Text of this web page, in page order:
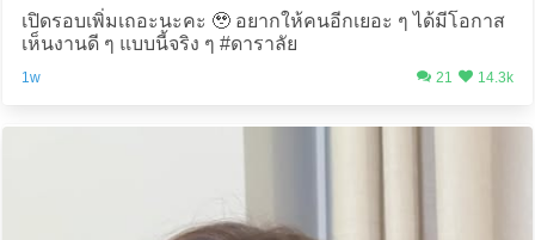
เปิดรอบเพิ่มเถอะนะคะ 🥹 อยากให้คนอีกเยอะ ๆ ได้มีโอกาส
เห็นงานดี ๆ แบบนี้จริง ๆ #ดาราลัย
1w 21 14.3k